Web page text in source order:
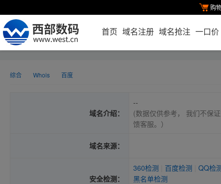
购
首页 域名注册 域名抢注 一口价
综合 Whois 百度
域名介绍：
--
(数据仅供参考， 我们不保
馈客服。）
域名来源：
安全检测：
360检测 百度检测
QQ检
黑名单检测